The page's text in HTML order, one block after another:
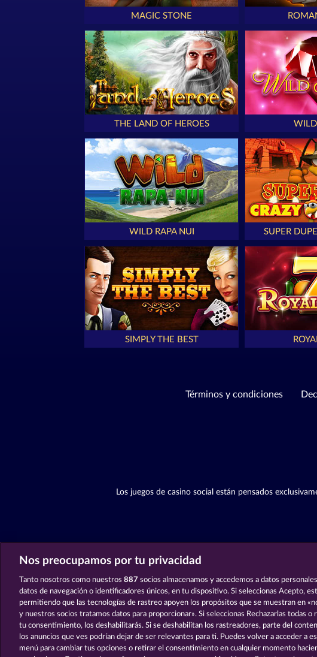
MAGIC STONE
THE LAND OF HEROES
WILD RAPA NUI SUPER
SIMPLY THE BEST
Términos y condiciones
Los juegos de casino social están pensados
Nos preocupamos por tu privacidad
Tanto nosotros como nuestros 887 socios almacenamos y accedemos a datos
datos de navegación o identificadores únicos, en tu dispositivo. Si seleccionas Acepto,
permitiendo que las tecnologías de rastreo apoyen los propósitos que se muestran en
y nuestros socios tratamos datos para proporcionar». Si seleccionas Rechazarlas todas o
tu consentimiento, los deshabilitarás. Si se deshabilitan los rastreadores, parte del
los anuncios que ves podrían dejar de ser relevantes para ti. Puedes volver a acceder a
menú para cambiar tus opciones o retirar el consentimiento en cualquier momento